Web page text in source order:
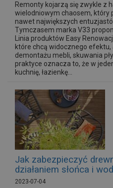
Remonty kojarzą się zwykle z
wielodniowym chaosem, który
nawet największych
Tymczasem marka V33
Linia produktów Easy
które chcą widocznego
demontażu mebli, skuwania
praktyce oznacza to, że w
kuchnię, łazienkę...
Jak zabezpieczyć
działaniem słońca i
2023-07-04